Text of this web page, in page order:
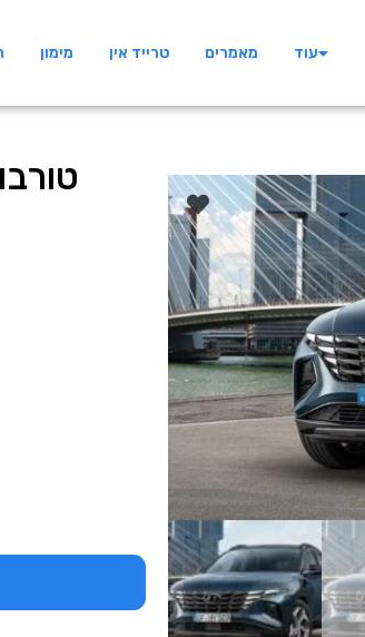
מימון טרייד אין מאמרים עוד